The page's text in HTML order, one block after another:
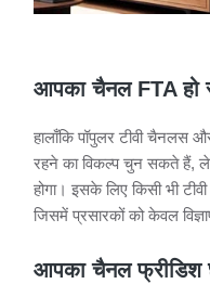
आपका चैनल FTA हो
हालाँकि पॉपुलर टीवी चैनलस
रहने का विकल्प चुन सकते हैं,
होगा। इसके लिए किसी भी
जिसमें प्रसारकों को केवल
आपका चैनल फ्रीडिश